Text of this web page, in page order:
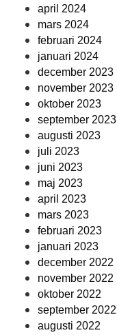
april 2024
mars 2024
februari 2024
januari 2024
december 2023
november 2023
oktober 2023
september 2023
augusti 2023
juli 2023
juni 2023
maj 2023
april 2023
mars 2023
februari 2023
januari 2023
december 2022
november 2022
oktober 2022
september 2022
augusti 2022